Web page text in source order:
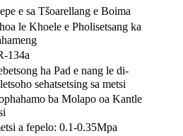
e sa Tšoarellang e Boima
le Khoele e Pholisetsang ka
134a
ha Pad e nang le di-
sehatsetsing sa metsi
ba Molapo oa Kantle
a fepelo: 0.1-0.35Mpa